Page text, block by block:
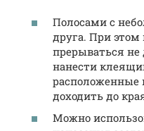
Полосами с
друга. При
прерываться
нанести
расположенные
доходить до
Можно